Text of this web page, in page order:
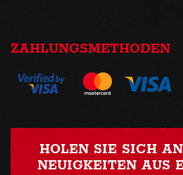
ZAHLUNGSMETHODEN
HOLEN SIE SICH
NEUIGKEITEN AUS